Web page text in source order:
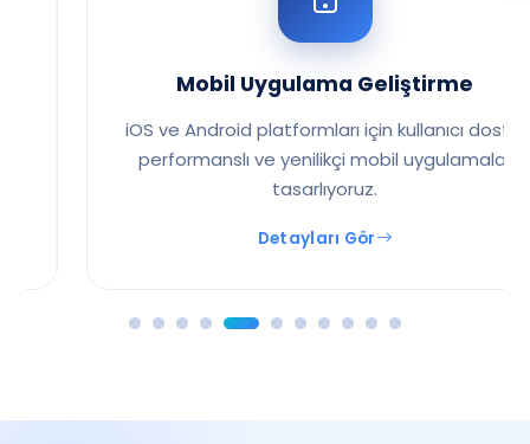
Mobil Uygulama Geliştirme
iOS ve Android platformları için kullanıcı dostu,
performanslı ve yenilikçi mobil uygulamalar
tasarlıyoruz.
Detayları Gör